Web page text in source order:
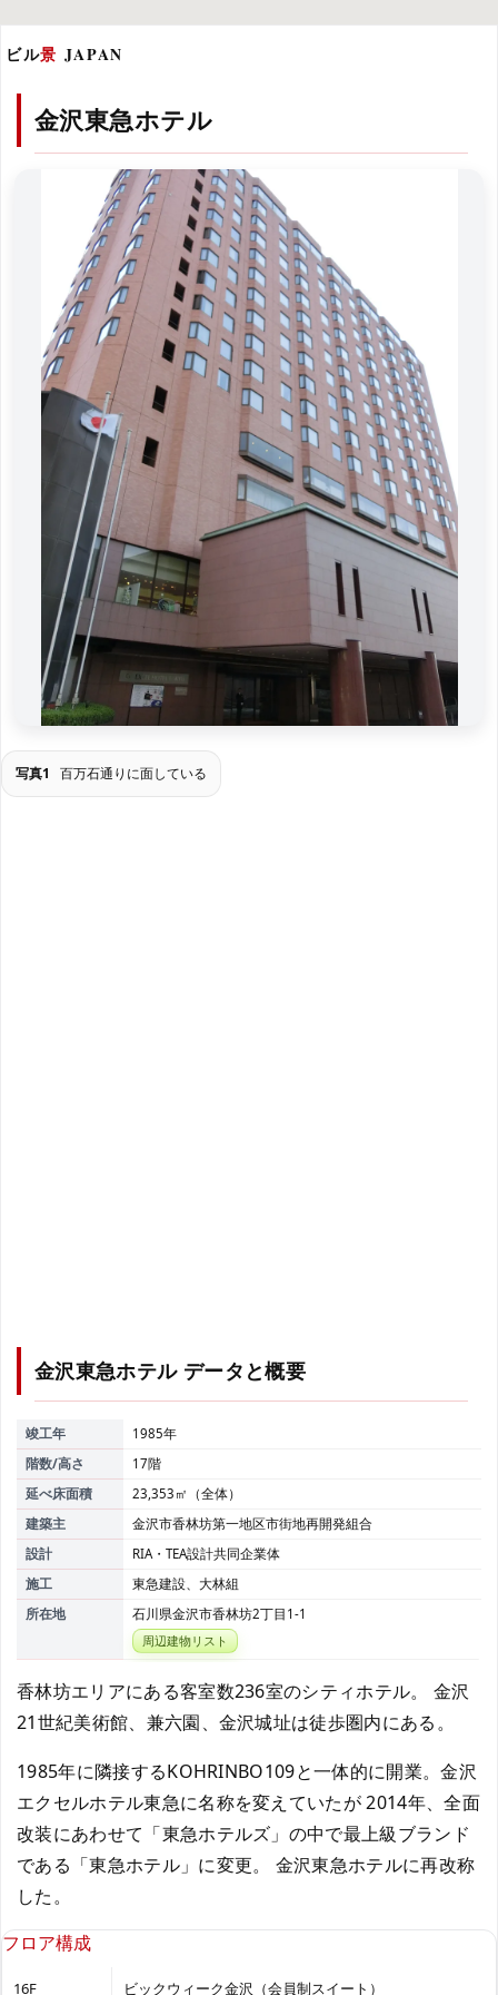
ビル景 JAPAN
金沢東急ホテル
写真1 百万石通りに面している
金沢東急ホテル データと概要
竣工年
1985年
階数/高さ
17階
延べ床面積
23,353㎡（全体）
建築主
金沢市香林坊第一地区市街地再開発組合
設計
RIA・TEA設計共同企業体
施工
東急建設、大林組
所在地
石川県金沢市香林坊2丁目1-1
周辺建物リスト
香林坊エリアにある客室数236室のシティホテル。 金沢
21世紀美術館、兼六園、金沢城址は徒歩圏内にある。
1985年に隣接するKOHRINBO109と一体的に開業。金沢
エクセルホテル東急に名称を変えていたが 2014年、全面
改装にあわせて「東急ホテルズ」の中で最上級ブランド
である「東急ホテル」に変更。 金沢東急ホテルに再改称
した。
フロア構成
16F ビックウィーク金沢（会員制スイート）